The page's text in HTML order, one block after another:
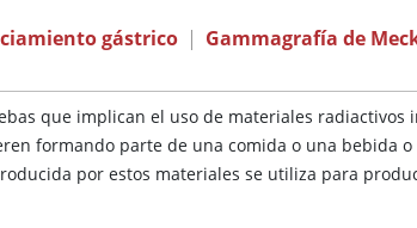
gástrico | Gammagrafía de
que implican el uso de materiales radiactivos
formando parte de una comida o una bebida
por estos materiales se utiliza para